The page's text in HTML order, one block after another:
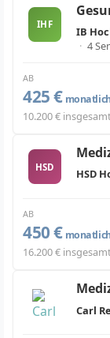
IHF
IB
· 4
AB
425 €
10.200 €
HSD
HSD
AB
450 €
16.200 €
Carl